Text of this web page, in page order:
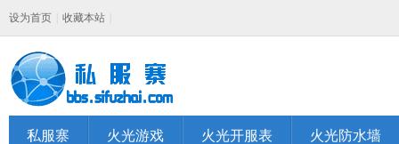
设为首页 收藏本站
私服寨 火光游戏 火光开服表 火光防水墙